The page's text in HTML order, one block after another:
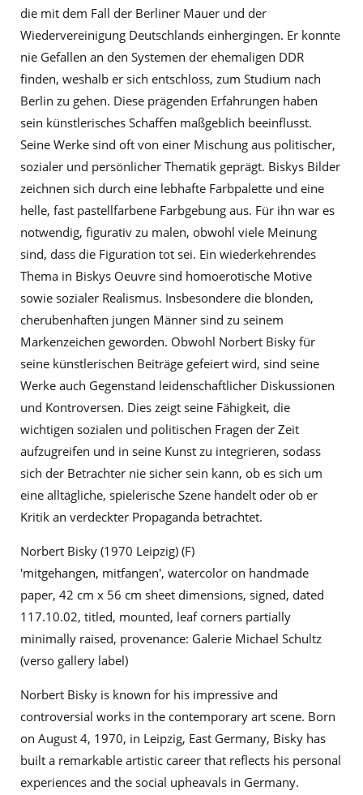
die mit dem Fall der Berliner Mauer und der
Wiedervereinigung Deutschlands einhergingen. Er konnte
nie Gefallen an den Systemen der ehemaligen DDR
finden, weshalb er sich entschloss, zum Studium nach
Berlin zu gehen. Diese prägenden Erfahrungen haben
sein künstlerisches Schaffen maßgeblich beeinflusst.
Seine Werke sind oft von einer Mischung aus politischer,
sozialer und persönlicher Thematik geprägt. Biskys Bilder
zeichnen sich durch eine lebhafte Farbpalette und eine
helle, fast pastellfarbene Farbgebung aus. Für ihn war es
notwendig, figurativ zu malen, obwohl viele Meinung
sind, dass die Figuration tot sei. Ein wiederkehrendes
Thema in Biskys Oeuvre sind homoerotische Motive
sowie sozialer Realismus. Insbesondere die blonden,
cherubenhaften jungen Männer sind zu seinem
Markenzeichen geworden. Obwohl Norbert Bisky für
seine künstlerischen Beiträge gefeiert wird, sind seine
Werke auch Gegenstand leidenschaftlicher Diskussionen
und Kontroversen. Dies zeigt seine Fähigkeit, die
wichtigen sozialen und politischen Fragen der Zeit
aufzugreifen und in seine Kunst zu integrieren, sodass
sich der Betrachter nie sicher sein kann, ob es sich um
eine alltägliche, spielerische Szene handelt oder ob er
Kritik an verdeckter Propaganda betrachtet.
Norbert Bisky (1970 Leipzig) (F)
'mitgehangen, mitfangen', watercolor on handmade
paper, 42 cm x 56 cm sheet dimensions, signed, dated
117.10.02, titled, mounted, leaf corners partially
minimally raised, provenance: Galerie Michael Schultz
(verso gallery label)
Norbert Bisky is known for his impressive and
controversial works in the contemporary art scene. Born
on August 4, 1970, in Leipzig, East Germany, Bisky has
built a remarkable artistic career that reflects his personal
experiences and the social upheavals in Germany.